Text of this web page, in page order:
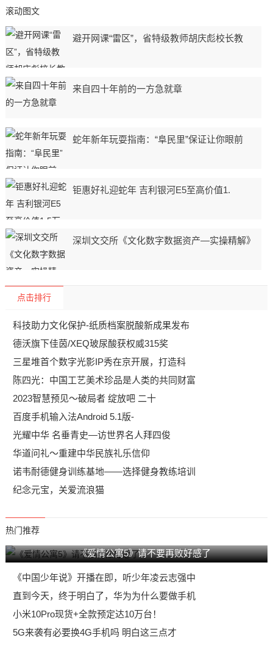
滚动图文
避开网课“雷区”，省特级教师胡庆彪校长教
来自四十年前的一方急就章
蛇年新年玩耍指南：“阜民里”保证让你眼前
钜惠好礼迎蛇年 吉利银河E5至高价值1.
深圳文交所《文化数字数据资产—实操精解》
点击排行
科技助力文化保护-纸质档案脱酸新成果发布
德沃旗下佳茵/XEQ玻尿酸获权威315奖
三星堆首个数字光影IP秀在京开展，打造科
陈四光：中国工艺美术珍品是人类的共同财富
2023智慧预见～破局者 绽放吧 二十
百度手机输入法Android 5.1版-
光耀中华 名垂青史—访世界名人拜四俊
华道问礼～重建中华民族礼乐信仰
诺韦耐德健身训练基地——选择健身教练培训
纪念元宝，关爱流浪猫
热门推荐
《爱情公寓5》请不要再败好感了
《中国少年说》开播在即，听少年凌云志强中
直到今天，终于明白了，华为为什么要做手机
小米10Pro现货+全款预定达10万台！
5G来袭有必要换4G手机吗 明白这三点才